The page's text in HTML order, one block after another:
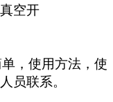
空开
，使用方法，使
员联系。